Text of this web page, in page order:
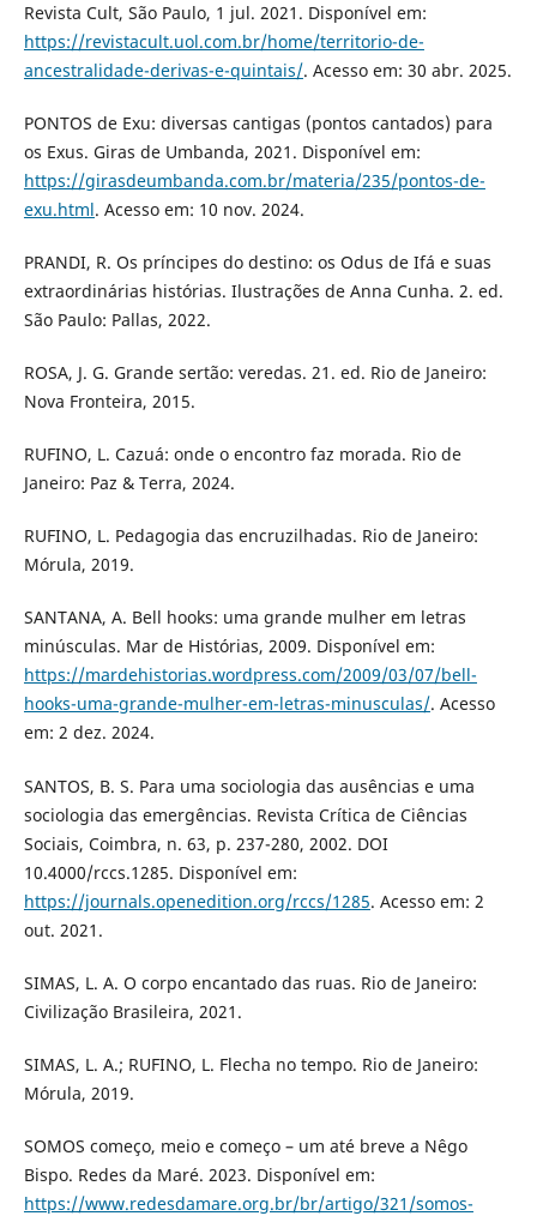
Revista Cult, São Paulo, 1 jul. 2021. Disponível em:
https://revistacult.uol.com.br/home/territorio-de-
ancestralidade-derivas-e-quintais/. Acesso em: 30 abr. 2025.
PONTOS de Exu: diversas cantigas (pontos cantados) para
os Exus. Giras de Umbanda, 2021. Disponível em:
https://girasdeumbanda.com.br/materia/235/pontos-de-
exu.html. Acesso em: 10 nov. 2024.
PRANDI, R. Os príncipes do destino: os Odus de Ifá e suas
extraordinárias histórias. Ilustrações de Anna Cunha. 2. ed.
São Paulo: Pallas, 2022.
ROSA, J. G. Grande sertão: veredas. 21. ed. Rio de Janeiro:
Nova Fronteira, 2015.
RUFINO, L. Cazuá: onde o encontro faz morada. Rio de
Janeiro: Paz & Terra, 2024.
RUFINO, L. Pedagogia das encruzilhadas. Rio de Janeiro:
Mórula, 2019.
SANTANA, A. Bell hooks: uma grande mulher em letras
minúsculas. Mar de Histórias, 2009. Disponível em:
https://mardehistorias.wordpress.com/2009/03/07/bell-
hooks-uma-grande-mulher-em-letras-minusculas/. Acesso
em: 2 dez. 2024.
SANTOS, B. S. Para uma sociologia das ausências e uma
sociologia das emergências. Revista Crítica de Ciências
Sociais, Coimbra, n. 63, p. 237-280, 2002. DOI
10.4000/rccs.1285. Disponível em:
https://journals.openedition.org/rccs/1285. Acesso em: 2
out. 2021.
SIMAS, L. A. O corpo encantado das ruas. Rio de Janeiro:
Civilização Brasileira, 2021.
SIMAS, L. A.; RUFINO, L. Flecha no tempo. Rio de Janeiro:
Mórula, 2019.
SOMOS começo, meio e começo – um até breve a Nêgo
Bispo. Redes da Maré. 2023. Disponível em:
https://www.redesdamare.org.br/br/artigo/321/somos-